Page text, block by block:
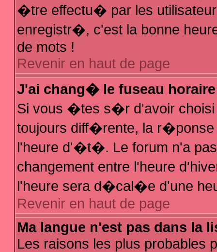
�tre effectu� par les
enregistr�, c'est la bonne
de mots !
Revenir en haut de page
J'ai chang� le fuseau
Si vous �tes s�r d'avoir choisi
toujours diff�rente, la
l'heure d'�t�. Le forum n'a
changement entre l'heure
l'heure sera d�cal�e d'une
Revenir en haut de page
Ma langue n'est pas dans la
Les raisons les plus probables